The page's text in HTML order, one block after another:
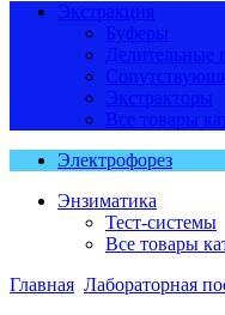
Экстракция
Буферы
Делительные
Экстракторы
Все товары
Электрофорез
Энзиматика
Тест-системы
Все товары
Главная Лабораторная